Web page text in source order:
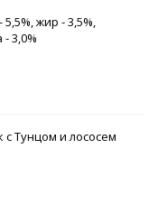
жир - 3,5%,
- 3,0%
с Тунцом и лососем